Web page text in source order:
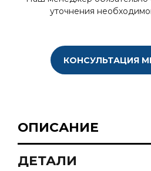
уточнения
КОНСУЛЬТАЦИЯ
ОПИСАНИЕ
ДЕТАЛИ